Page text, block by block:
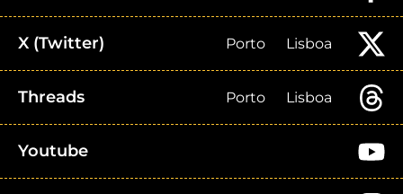
X (Twitter) Porto Lisboa
Threads Porto Lisboa
Youtube